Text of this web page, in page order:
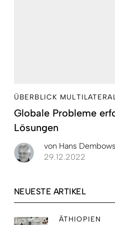
ÜBERBLICK
Globale Probleme
Lösungen
von Hans
29.12.2022
NEUESTE ARTIKEL
ÄTHIOPIEN